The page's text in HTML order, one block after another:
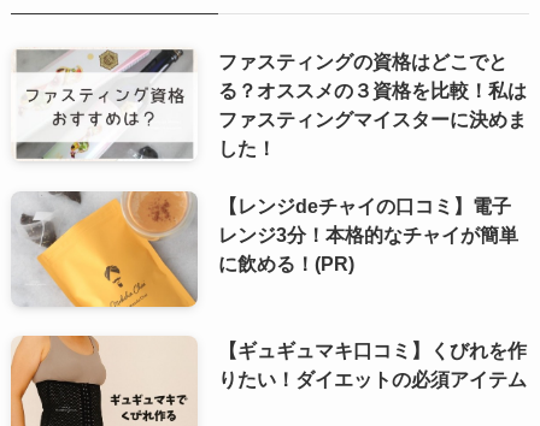
ファスティングの資格はどこでと
る？オススメの３資格を比較！私は
ファスティングマイスターに決めま
した！
【レンジdeチャイの口コミ】電子
レンジ3分！本格的なチャイが簡単
に飲める！(PR)
【ギュギュマキ口コミ】くびれを作
りたい！ダイエットの必須アイテム